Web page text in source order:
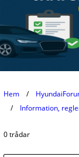
Hem
Information,
0 trådar